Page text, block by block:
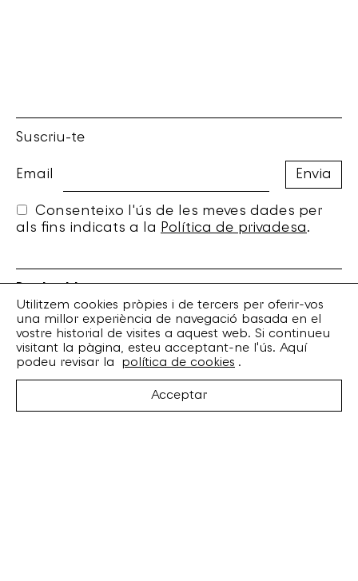
Suscriu-te
Email
Consenteixo l'ús de les meves dades per
als fins indicats a la Política de privadesa.
Torrent de l’Olla, 203 Local 1
08012 Barcelona
+34 932 070 164
bankrobber@bankrobber.net
Utilitzem cookies pròpies i de tercers per oferir-vos
una millor experiència de navegació basada en el
vostre historial de visites a aquest web. Si continueu
visitant la pàgina, esteu acceptant-ne l'ús. Aquí
podeu revisar la
política de cookies .
Acceptar